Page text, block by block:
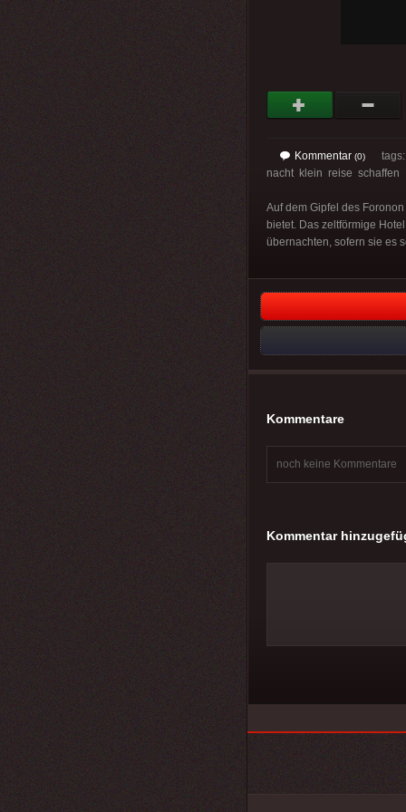
Kommentar (0)
nacht klein reise schaffen
Auf dem Gipfel des
bietet. Das zeltförmige
übernachten, sofern sie es
Kommentare
noch keine Kommentare
Kommentar